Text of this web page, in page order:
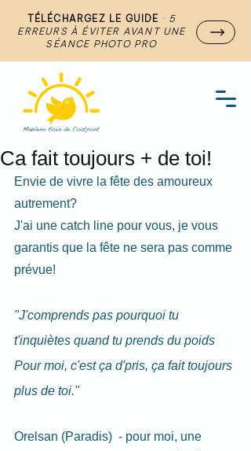
TÉLÉCHARGEZ LE GUIDE · 5
ERREURS À ÉVITER AVANT UNE
SÉANCE PHOTO PRO
Ca fait toujours + de toi!
Envie de vivre la fête des amoureux
autrement?
J'ai une catch line pour vous, je vous
garantis que la fête ne sera pas comme
prévue!
"J'comprends pas pourquoi tu
t'inquiètes quand tu prends du poids
Pour moi, c'est ça d'pris, ça fait toujours
plus de toi."
Orelsan (Paradis)  - pour moi, une